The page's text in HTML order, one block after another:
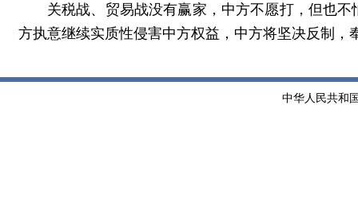
关税战、贸易战没有赢家，中方不愿打，但也
方执意继续实质性侵害中方权益，中方将坚决反制，
中华人民共和